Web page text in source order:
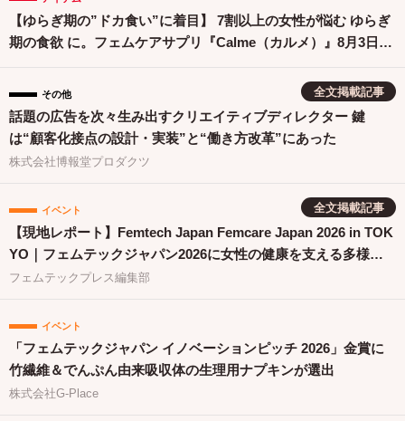
【ゆらぎ期の”ドカ食い”に着目】 7割以上の女性が悩む ゆらぎ
期の食欲 に。フェムケアサプリ『Calme（カルメ）』8月3日新
全文掲載記事
その他
話題の広告を次々生み出すクリエイティブディレクター 鍵
は“顧客化接点の設計・実装”と“働き方改革”にあった
株式会社博報堂プロダクツ
全文掲載記事
イベント
【現地レポート】Femtech Japan Femcare Japan 2026 in TOK
YO｜フェムテックジャパン2026に女性の健康を支える多様な
取り組みが集結
フェムテックプレス編集部
イベント
「フェムテックジャパン イノベーションピッチ 2026」金賞に
竹繊維＆でんぷん由来吸収体の生理用ナプキンが選出
株式会社G-Place